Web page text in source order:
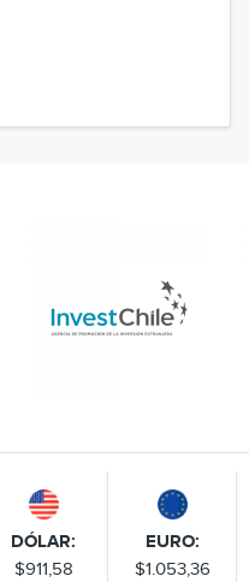
DÓLAR:
$911,58
EURO:
$1.053,36